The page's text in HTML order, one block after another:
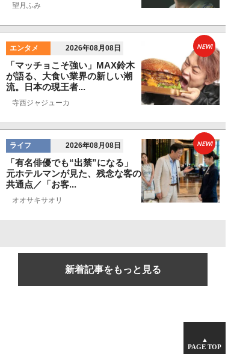
望月ふみ
エンタメ 2026年08月08日
「マッチョこそ強い」MAX鈴木
が語る、大食い業界の新しい潮
流。日本の現王者...
寺西ジャジューカ
NEW!
ライフ 2026年08月08日
「有名俳優でも“出禁”になる」
元ホテルマンが見た、残念な客の
共通点／「お客...
オオサキサオリ
NEW!
新着記事をもっと見る
▲
PAGE TOP